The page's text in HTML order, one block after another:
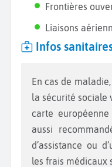
Frontières
Liaisons
Infos
En cas de maladie, pour être pris en charge par
la sécurité sociale
carte
aussi
d’assistance ou
les frais médicaux